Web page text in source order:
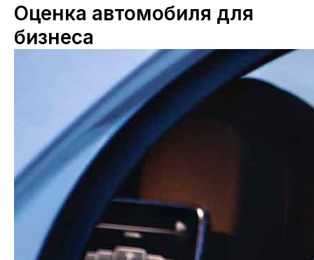
Оценка автомобиля для
бизнеса